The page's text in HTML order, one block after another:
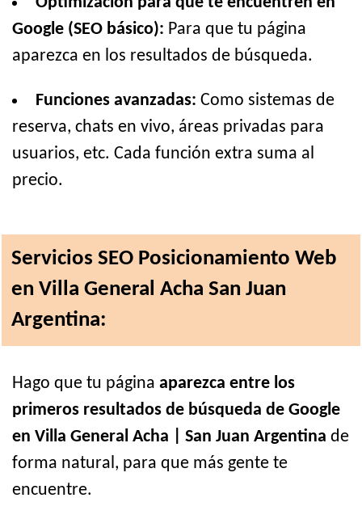
Google (SEO básico): Para que tu página
aparezca en los resultados de búsqueda.
Funciones avanzadas: Como sistemas de
reserva, chats en vivo, áreas privadas para
usuarios, etc. Cada función extra suma al
precio.
Servicios SEO Posicionamiento Web
en Villa General Acha San Juan
Argentina:
Hago que tu página aparezca entre los
primeros resultados de búsqueda de Google
en Villa General Acha | San Juan Argentina de
forma natural, para que más gente te
encuentre.